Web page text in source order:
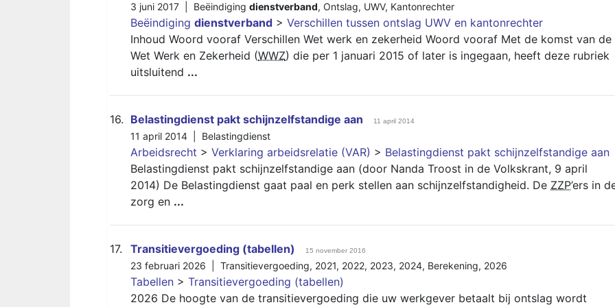
3 juni 2017 | Beëindiging dienstverband, Ontslag, UWV, Kantonrechter
Beëindiging dienstverband > Verschillen tussen ontslag UWV en kantonrechter
Inhoud Woord vooraf Verschillen Wet werk en zekerheid Woord vooraf Met de komst van de
Wet Werk en Zekerheid (WWZ) die per 1 januari 2015 of later is ingegaan, heeft deze rubriek
uitsluitend ...
16. Belastingdienst pakt schijnzelfstandige aan 11 april 2014
11 april 2014 | Belastingdienst
Arbeidsrecht > Verklaring arbeidsrelatie (VAR) > Belastingdienst pakt schijnzelfstandige aan
Belastingdienst pakt schijnzelfstandige aan (door Nanda Troost in de Volkskrant, 9 april
2014) De Belastingdienst gaat paal en perk stellen aan schijnzelfstandigheid. De ZZP’ers in
zorg en ...
17. Transitievergoeding (tabellen) 15 november 2016
23 februari 2026 | Transitievergoeding, 2021, 2022, 2023, 2024, Berekening, 2026
Tabellen > Transitievergoeding (tabellen)
2026 De hoogte van de transitievergoeding die uw werkgever betaalt bij ontslag wordt